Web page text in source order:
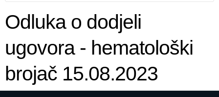
Odluka o dodjeli
ugovora - hematološki
brojač 15.08.2023